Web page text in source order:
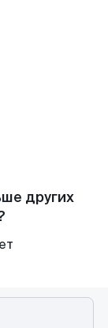
других